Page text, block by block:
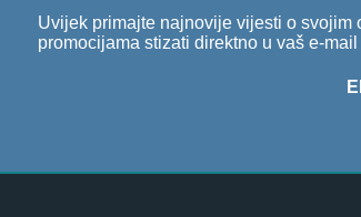
Uvijek primajte najnovije vijesti o svojim
promocijama stizati direktno u vaš e-